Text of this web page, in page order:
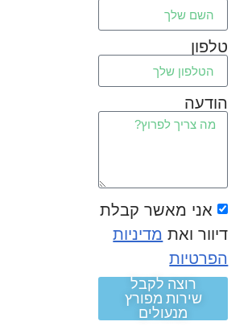
טלפון
הודעה
אני מאשר קבלת
דיוור ואת מדיניות
הפרטיות
רוצה לקבל
שירות מפורץ
מנעולים